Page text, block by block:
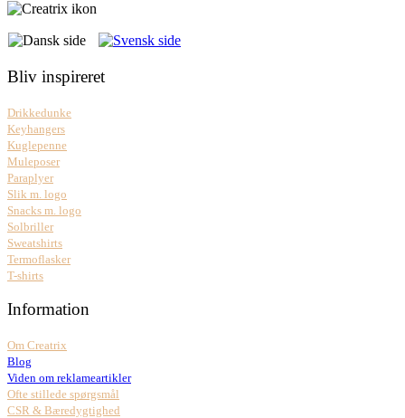
Bliv inspireret
Drikkedunke
Keyhangers
Kuglepenne
Muleposer
Paraplyer
Slik m. logo
Snacks m. logo
Solbriller
Sweatshirts
Termoflasker
T-shirts
Information
Om Creatrix
Blog
Viden om reklameartikler
Ofte stillede spørgsmål
CSR & Bæredygtighed